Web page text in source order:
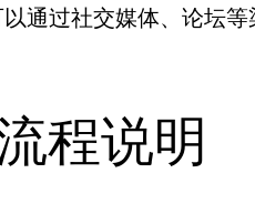
通过社交媒体、论坛
程说明